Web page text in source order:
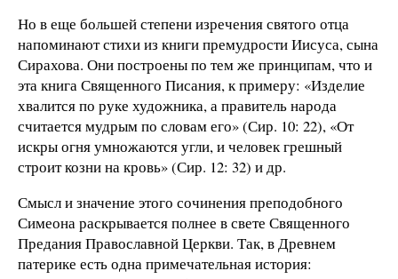
Но в еще большей степени изречения святого отца
напоминают стихи из книги премудрости Иисуса, сына
Сирахова. Они построены по тем же принципам, что и
эта книга Священного Писания, к примеру: «Изделие
хвалится по руке художника, а правитель народа
считается мудрым по словам его» (Сир. 10: 22), «От
искры огня умножаются угли, и человек грешный
строит козни на кровь» (Сир. 12: 32) и др.
Смысл и значение этого сочинения преподобного
Симеона раскрывается полнее в свете Священного
Предания Православной Церкви. Так, в Древнем
патерике есть одна примечательная история: